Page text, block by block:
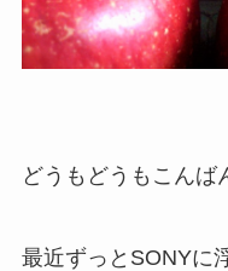
どうもどうもこんば
最近ずっとSONYに